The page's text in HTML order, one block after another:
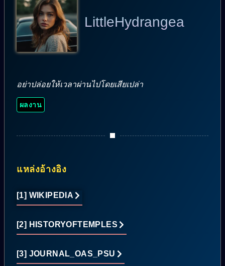
LittleHydrangea
อย่าปล่อยให้เวลาผ่านไปโดยเสียเปล่า
ผลงาน
แหล่งอ้างอิง
[1] WIKIPEDIA
[2] HISTORYOFTEMPLES
[3] JOURNAL_OAS_PSU